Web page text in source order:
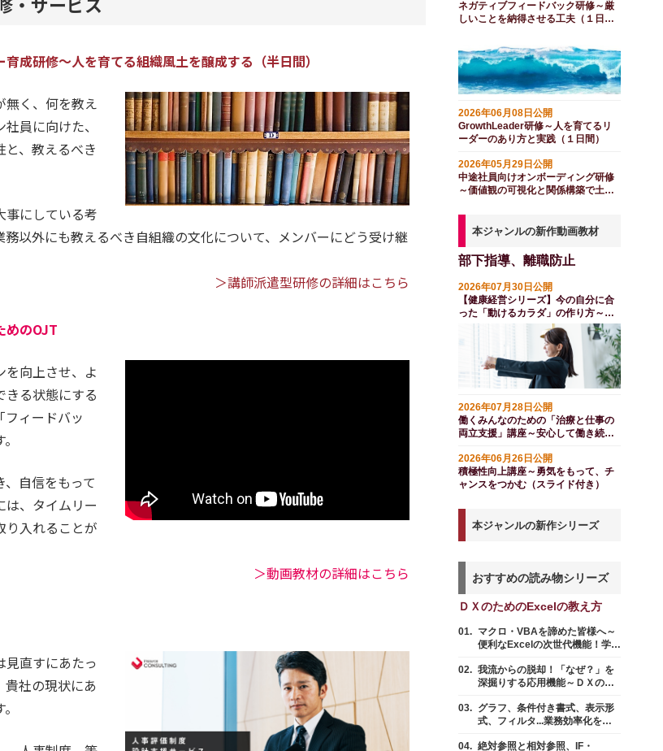
成研修～人を育てる組織風土を醸成する（半日間）
無く、何を教え
員に向けた、
と、教えるべき
事にしている考
以外にも教えるべき自組織の文化について、メンバーにどう受け継
＞講師派遣型研修の詳細はこちら
めのOJT
を向上させ、よ
きる状態にする
ィードバッ
自信をもって
は、タイムリー
り入れることが
＞動画教材の詳細はこちら
見直すにあたっ
社の現状にあ
ネガティブフィードバック研修～厳
しいことを納得させる工夫（１日
2026年06月08日公開
GrowthLeader研修～人を育てるリ
ーダーのあり方と実践（１日間）
2026年05月29日公開
中途社員向けオンボーディング研修
～価値観の可視化と関係構築で土台
本ジャンルの新作動画教材
部下指導、離職防止
2026年07月30日公開
【健康経営シリーズ】今の自分に合
った「動けるカラダ」の作り方～フ
レイル対策
2026年07月28日公開
働くみんなのための「治療と仕事の
両立支援」講座～安心して働き続け
2026年06月26日公開
積極性向上講座～勇気をもって、チ
ャンスをつかむ（スライド付き）
本ジャンルの新作シリーズ
おすすめの読み物シリーズ
ＤＸのためのExcelの教え方
マクロ・VBAを諦めた皆様へ～
便利なExcelの次世代機能！学習
（2025年版）
我流からの脱却！「なぜ？」を
深掘りする応用機能～ＤＸのた
グラフ、条件付き書式、表示形
式、フィルタ...業務効率化を加
の「Excelの教え方」６
絶対参照と相対参照、IF・